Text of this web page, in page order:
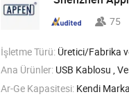
75
İşletme Türü: Üretici/Fabrika ve
Ana Ürünler: USB Kablosu ,
Ar-Ge Kapasitesi: Kendi